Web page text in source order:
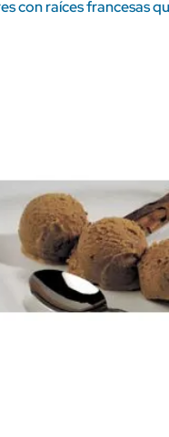
con raíces francesas